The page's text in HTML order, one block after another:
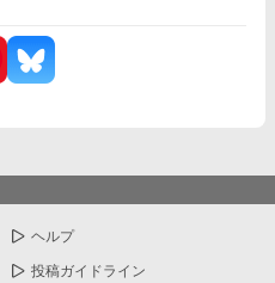
ヘルプ
投稿ガイドライン